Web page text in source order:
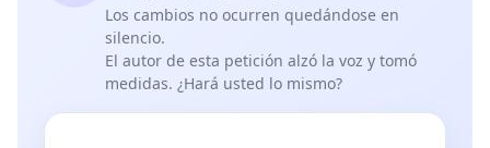
Los cambios no ocurren quedándose en
silencio.
El autor de esta petición alzó la voz y tomó
medidas. ¿Hará usted lo mismo?